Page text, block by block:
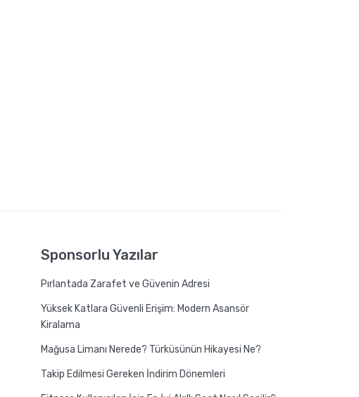
Sponsorlu Yazılar
Pırlantada Zarafet ve Güvenin Adresi
Yüksek Katlara Güvenli Erişim: Modern Asansör
Kiralama
Mağusa Limanı Nerede? Türküsünün Hikayesi Ne?
Takip Edilmesi Gereken İndirim Dönemleri